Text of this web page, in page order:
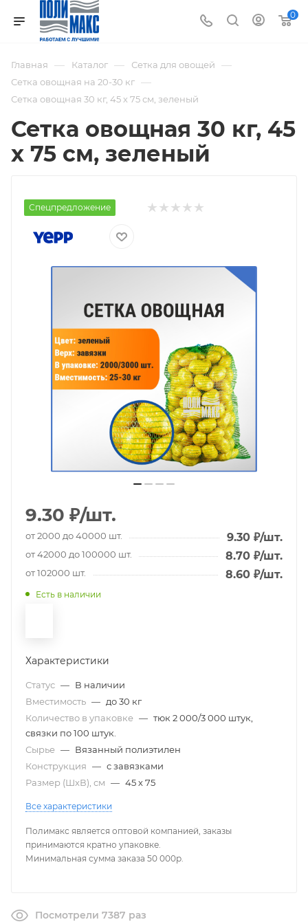
0
Главная — Каталог — Сетка для овощей —
Сетка овощная на 20-30 кг —
Сетка овощная 30 кг, 45 х 75 см, зеленый
Сетка овощная 30 кг, 45
х 75 см, зеленый
Спецпредложение
9.30 ₽/шт.
от 2000 до 40000 шт. 9.30 ₽/шт.
от 42000 до 100000 шт. 8.70 ₽/шт.
от 102000 шт. 8.60 ₽/шт.
Есть в наличии
Характеристики
Статус — В наличии
Вместимость — до 30 кг
Количество в упаковке — тюк 2 000/3 000 штук,
связки по 100 штук.
Сырье — Вязанный полиэтилен
Конструкция — с завязками
Размер (ШxВ), см — 45 х 75
Все характеристики
Полимакс является оптовой компанией, заказы
принимаются кратно упаковке.
Минимальная сумма заказа 50 000р.
Посмотрели 7387 раз